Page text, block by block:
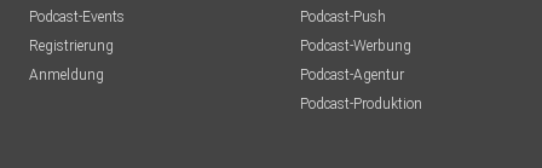
Podcast-Events
Registrierung
Anmeldung
Podcast-Push
Podcast-Werbung
Podcast-Agentur
Podcast-Produktion